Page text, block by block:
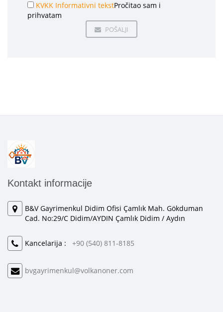
KVKK Informativni tekstPročitao sam i
prihvatam
POŠALJI
Kontakt informacije
B&V Gayrimenkul Didim Ofisi Çamlık Mah. Gökduman
Cad. No:29/C Didim/AYDIN Çamlık Didim / Aydın
Kancelarija : +90 (540) 811-8185
bvgayrimenkul@volkanoner.com